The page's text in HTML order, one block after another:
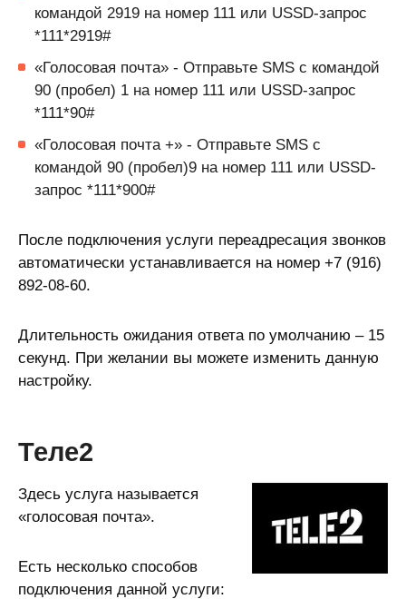
командой 2919 на номер 111 или USSD-запрос
*111*2919#
«Голосовая почта» - Отправьте SMS с командой
90 (пробел) 1 на номер 111 или USSD-запрос
*111*90#
«Голосовая почта +» - Отправьте SMS с
командой 90 (пробел)9 на номер 111 или USSD-
запрос *111*900#
После подключения услуги переадресация звонков
автоматически устанавливается на номер +7 (916)
892-08-60.
Длительность ожидания ответа по умолчанию – 15
секунд. При желании вы можете изменить данную
настройку.
Теле2
Здесь услуга называется
«голосовая почта».
Есть несколько способов
подключения данной услуги: